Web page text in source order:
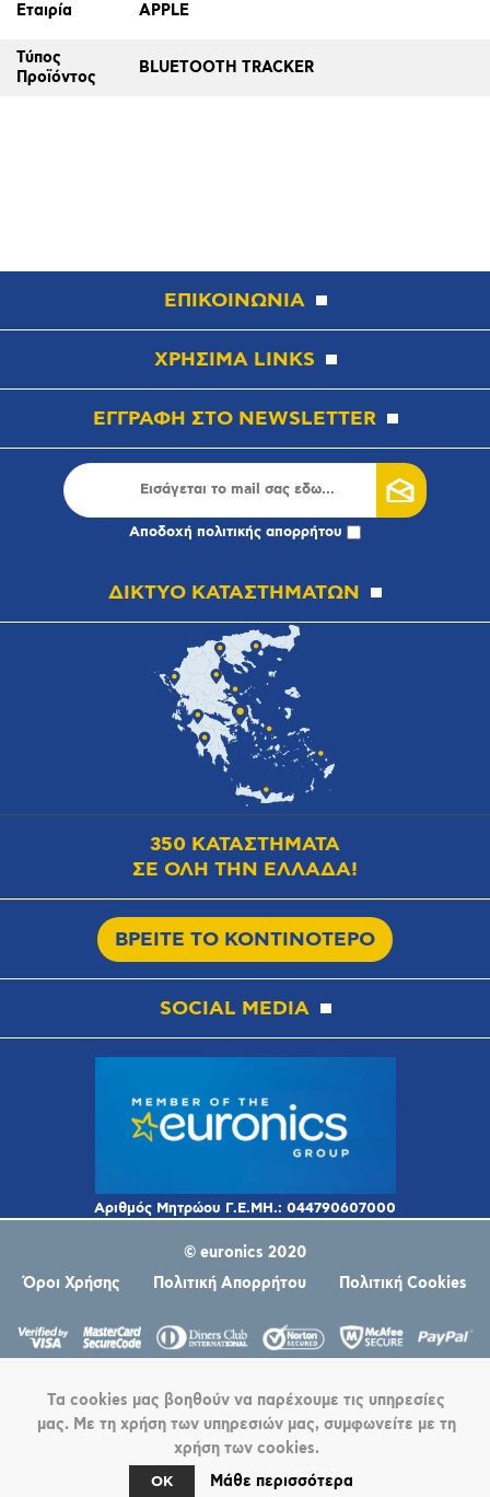
Εταιρία APPLE
Τύπος
Προϊόντος
BLUETOOTH TRACKER
ΕΠΙΚΟΙΝΩΝΙΑ
ΧΡΗΣΙΜΑ LINKS
ΕΓΓΡΑΦΗ ΣΤΟ NEWSLETTER
Αποδοχή πολιτικής απορρήτου
ΔΙΚΤΥΟ ΚΑΤΑΣΤΗΜΑΤΩΝ
350 ΚΑΤΑΣΤΗΜΑΤΑ
ΣΕ ΟΛΗ ΤΗΝ ΕΛΛΑΔΑ!
ΒΡΕΙΤΕ ΤΟ ΚΟΝΤΙΝΟΤΕΡΟ
SOCIAL MEDIA
© euronics 2020
Όροι Χρήσης
Πολιτική Απορρήτου Πολιτική Cookies
Powered by
Τα cookies μας βοηθούν να παρέχουμε τις υπηρεσίες
μας. Με τη χρήση των υπηρεσιών μας, συμφωνείτε με τη
χρήση των cookies.
OK Μάθε περισσότερα